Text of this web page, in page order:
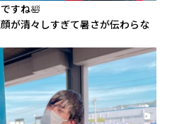
お問
すね🛀
が清々しすぎて暑さが伝わらな